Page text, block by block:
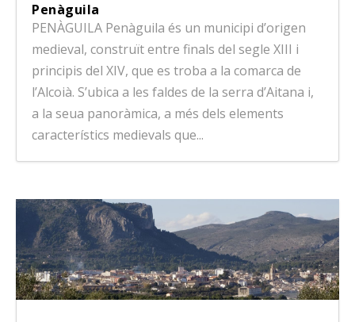
Penàguila
PENÀGUILA Penàguila és un municipi d’origen
medieval, construït entre finals del segle XIII i
principis del XIV, que es troba a la comarca de
l’Alcoià. S’ubica a les faldes de la serra d’Aitana i,
a la seua panoràmica, a més dels elements
característics medievals que...